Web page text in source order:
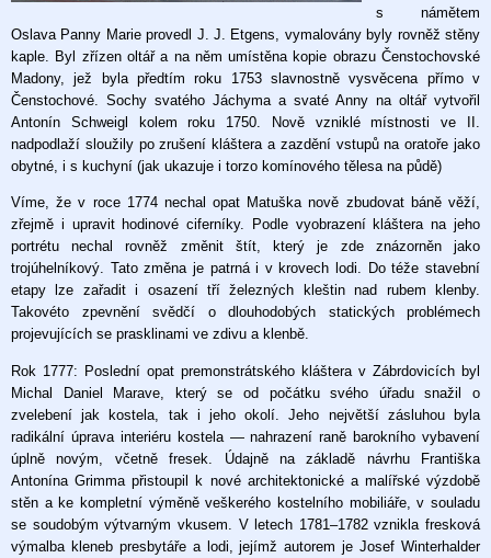
s námětem
Oslava Panny Marie provedl J. J. Etgens, vymalovány byly rovněž stěny
kaple. Byl zřízen oltář a na něm umístěna kopie obrazu Čenstochovské
Madony, jež byla předtím roku 1753 slavnostně vysvěcena přímo v
Čenstochové. Sochy svatého Jáchyma a svaté Anny na oltář vytvořil
Antonín Schweigl kolem roku 1750. Nově vzniklé místnosti ve II.
nadpodlaží sloužily po zrušení kláštera a zazdění vstupů na oratoře jako
obytné, i s kuchyní (jak ukazuje i torzo komínového tělesa na půdě)
Víme, že v roce 1774 nechal opat Matuška nově zbudovat báně věží,
zřejmě i upravit hodinové ciferníky. Podle vyobrazení kláštera na jeho
portrétu nechal rovněž změnit štít, který je zde znázorněn jako
trojúhelníkový. Tato změna je patrná i v krovech lodi. Do téže stavební
etapy lze zařadit i osazení tří železných kleštin nad rubem klenby.
Takovéto zpevnění svědčí o dlouhodobých statických problémech
projevujících se prasklinami ve zdivu a klenbě.
Rok 1777: Poslední opat premonstrátského kláštera v Zábrdovicích byl
Michal Daniel Marave, který se od počátku svého úřadu snažil o
zvelebení jak kostela, tak i jeho okolí. Jeho největší zásluhou byla
radikální úprava interiéru kostela — nahrazení raně barokního vybavení
úplně novým, včetně fresek. Údajně na základě návrhu Františka
Antonína Grimma přistoupil k nové architektonické a malířské výzdobě
stěn a ke kompletní výměně veškerého kostelního mobiliáře, v souladu
se soudobým výtvarným vkusem. V letech 1781–1782 vznikla fresková
výmalba kleneb presbytáře a lodi, jejímž autorem je Josef Winterhalder